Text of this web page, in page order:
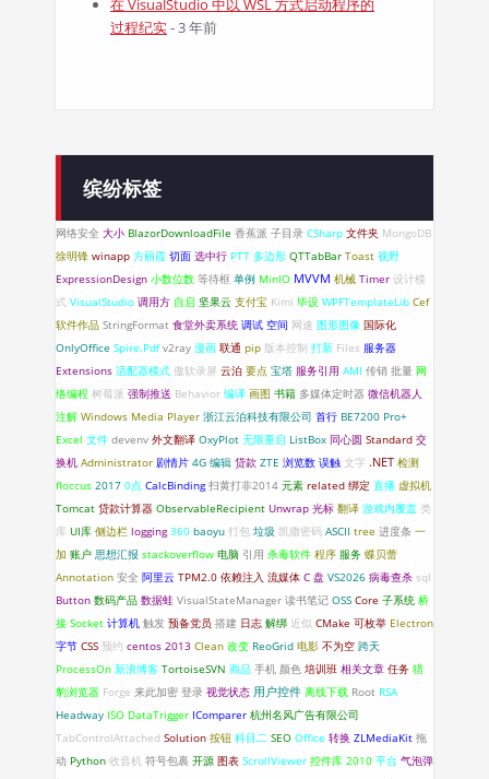
在 VisualStudio 中以 WSL 方式启动程序的
过程纪实- 3 年前
缤纷标签
网络安全 大小 BlazorDownloadFile 香蕉派 子目录 CSharp 文件夹 MongoDB
徐明锋 winapp 方丽霞 切面 选中行 PTT 多边形 QTTabBar Toast 视野
ExpressionDesign 小数位数 等待框 单例 MinIO MVVM 机械 Timer 设计模
式 VisualStudio 调用方 自启 坚果云 支付宝 Kimi 毕设 WPFTemplateLib Cef
软件作品 StringFormat 食堂外卖系统 调试 空间 网速 图形图像 国际化
OnlyOffice Spire.Pdf v2ray 漫画 联通 pip 版本控制 打新 Files 服务器
Extensions 适配器模式 傲软录屏 云泊 要点 宝塔 服务引用 AMI 传销 批量 网
络编程 树莓派 强制推送 Behavior 编译 画图 书籍 多媒体定时器 微信机器人
注解 Windows Media Player 浙江云泊科技有限公司 首行 BE7200 Pro+
Excel 文件 devenv 外文翻译 OxyPlot 无限重启 ListBox 同心圆 Standard 交
换机 Administrator 剧情片 4G 编辑 贷款 ZTE 浏览数 误触 文字 .NET 检测
floccus 2017 0点 CalcBinding 扫黄打非2014 元素 related 绑定 直播 虚拟机
Tomcat 贷款计算器 ObservableRecipient Unwrap 光标 翻译 游戏内覆盖 类
库 UI库 侧边栏 logging 360 baoyu 打包 垃圾 凯撒密码 ASCII tree 进度条 一
加 账户 思想汇报 stackoverflow 电脑 引用 杀毒软件 程序 服务 蝶贝蕾
Annotation 安全 阿里云 TPM2.0 依赖注入 流媒体 C 盘 VS2026 病毒查杀 sql
Button 数码产品 数据蛙 VisualStateManager 读书笔记 OSS Core 子系统 桥
接 Socket 计算机 触发 预备党员 搭建 日志 解绑 近似 CMake 可枚举 Electron
字节 CSS 预约 centos 2013 Clean 改变 ReoGrid 电影 不为空 跨天
ProcessOn 新浪博客 TortoiseSVN 商品 手机 颜色 培训班 相关文章 任务 猎
豹浏览器 Forge 来此加密 登录 视觉状态 用户控件 离线下载 Root RSA
Headway ISO DataTrigger IComparer 杭州名风广告有限公司
TabControlAttached Solution 按钮 科目二 SEO Office 转换 ZLMediaKit 拖
动 Python 收音机 符号包裹 开源 图表 ScrollViewer 控件库 2010 平台 气泡弹